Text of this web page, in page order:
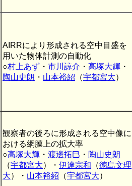
AIRRにより形成される空中目盛を
用いた物体計測の自動化
○村上あず ・ 市川諒介 ・ 高塚大輝 ・
陶山史朗 ・ 山本裕紹 （宇都宮大）
観察者の後ろに形成される空中像に
おける網膜上の拡大率
○高塚大輝 ・ 渡邊拓巳 ・ 陶山史朗
（宇都宮大）・ 伊達宗和 （徳島文理
大）・ 山本裕紹 （宇都宮大）